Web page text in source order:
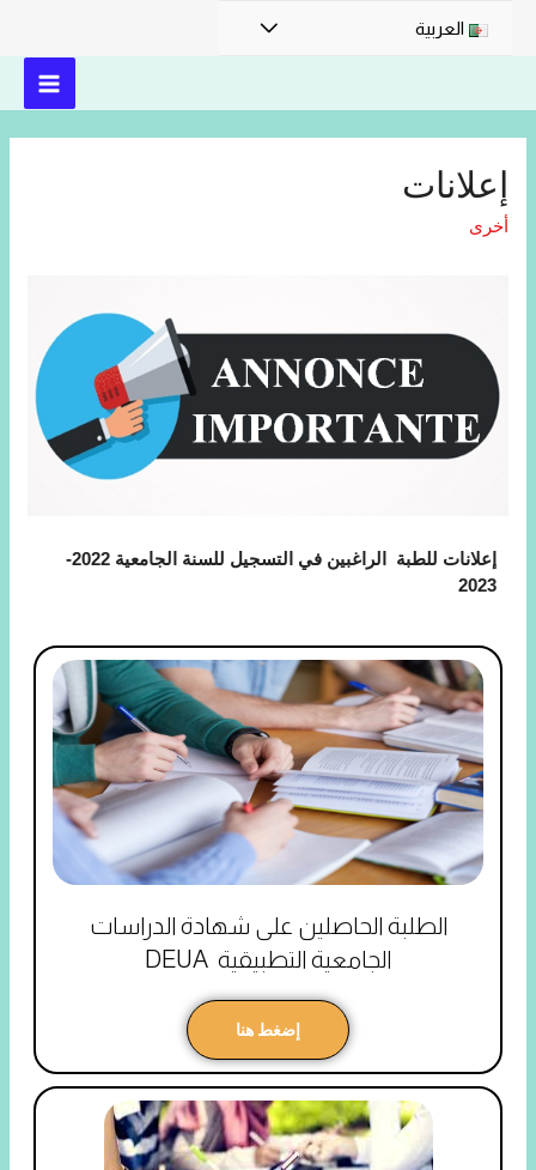
العربية
إعلانات
أخرى
إعلانات للطبة الراغبين في التسجيل للسنة الجامعية 2022-
2023
الطلبة الحاصلين على شهادة الدراسات
الجامعية التطبيقية DEUA
إضغط هنا